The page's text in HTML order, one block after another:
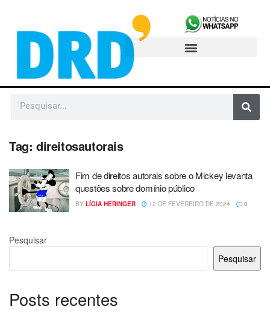
Tag: direitosautorais
Fim de direitos autorais sobre o Mickey levanta
questões sobre domínio público
BY LÍGIA HERINGER 12 DE FEVEREIRO DE 2024 0
Pesquisar
Pesquisar
Posts recentes